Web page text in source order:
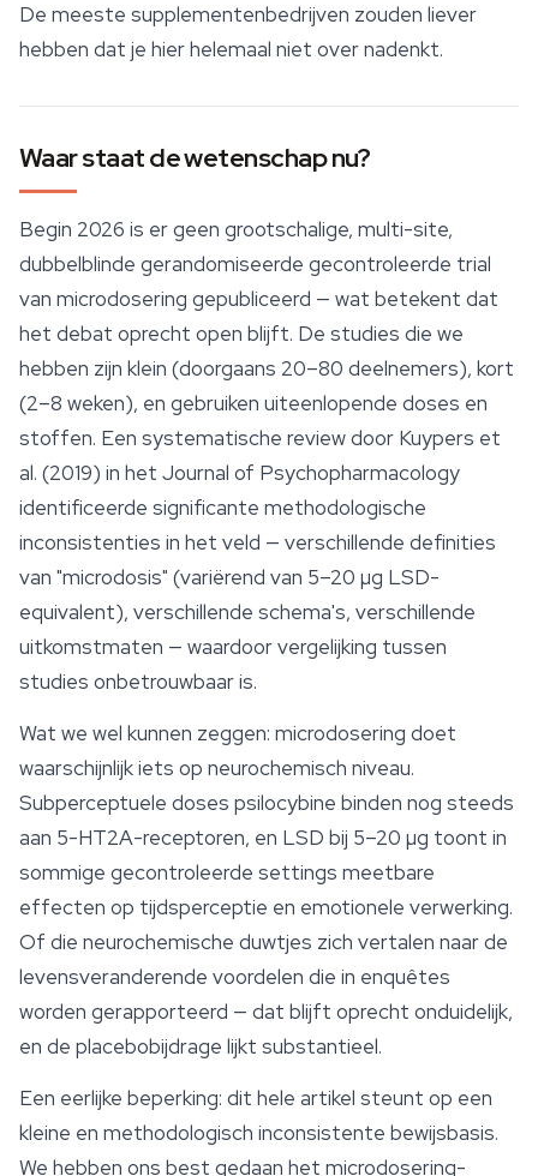
De meeste supplementenbedrijven zouden liever
hebben dat je hier helemaal niet over nadenkt.
Waar staat de wetenschap nu?
Begin 2026 is er geen grootschalige, multi-site,
dubbelblinde gerandomiseerde gecontroleerde trial
van microdosering gepubliceerd — wat betekent dat
het debat oprecht open blijft. De studies die we
hebben zijn klein (doorgaans 20–80 deelnemers), kort
(2–8 weken), en gebruiken uiteenlopende doses en
stoffen. Een systematische review door Kuypers et
al. (2019) in het Journal of Psychopharmacology
identificeerde significante methodologische
inconsistenties in het veld — verschillende definities
van "microdosis" (variërend van 5–20 µg LSD-
equivalent), verschillende schema's, verschillende
uitkomstmaten — waardoor vergelijking tussen
studies onbetrouwbaar is.
Wat we wel kunnen zeggen: microdosering doet
waarschijnlijk iets op neurochemisch niveau.
Subperceptuele doses psilocybine binden nog steeds
aan 5-HT2A-receptoren, en LSD bij 5–20 µg toont in
sommige gecontroleerde settings meetbare
effecten op tijdsperceptie en emotionele verwerking.
Of die neurochemische duwtjes zich vertalen naar de
levensveranderende voordelen die in enquêtes
worden gerapporteerd — dat blijft oprecht onduidelijk,
en de placebobijdrage lijkt substantieel.
Een eerlijke beperking: dit hele artikel steunt op een
kleine en methodologisch inconsistente bewijsbasis.
We hebben ons best gedaan het microdosering-